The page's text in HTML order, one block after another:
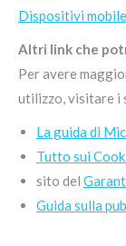
Dispositivi
Altri link che
Per avere
utilizzo, visitare i
La guida di
Tutto sui
sito del
Guida sulla